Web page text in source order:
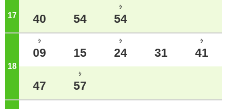
17 40 54
ｼ
54
18 ジ
ｼ
09 15
ｼ
24 31
ｼ
41
47
ｼ
57